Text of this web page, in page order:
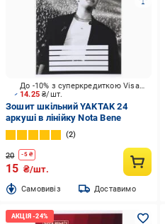
14.25₴/шт.
До -10% з суперкредиткою Visa Вигода
Зошит шкільний YAKTAK 24
аркуші в лінійку Nota Bene
2
20 -5₴
15 ₴/шт.
Cамовивіз Доставимо